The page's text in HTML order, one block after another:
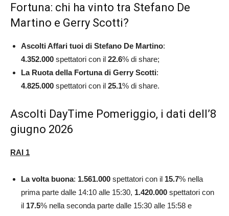
Fortuna: chi ha vinto tra Stefano De
Martino e Gerry Scotti?
Ascolti Affari tuoi di Stefano De Martino:
4.352.000 spettatori con il 22.6% di share;
La Ruota della Fortuna di Gerry Scotti:
4.825.000 spettatori con il 25.1% di share.
Ascolti DayTime Pomeriggio, i dati dell’8
giugno 2026
RAI 1
La volta buona: 1.561.000 spettatori con il 15.7% nella
prima parte dalle 14:10 alle 15:30, 1.420.000 spettatori con
il 17.5% nella seconda parte dalle 15:30 alle 15:58 e